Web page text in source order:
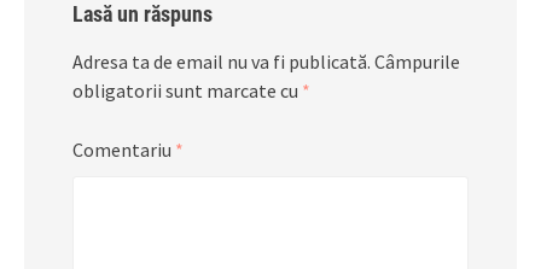
Lasă un răspuns
Adresa ta de email nu va fi publicată. Câmpurile
obligatorii sunt marcate cu *
Comentariu *